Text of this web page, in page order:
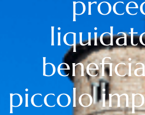
piccolo